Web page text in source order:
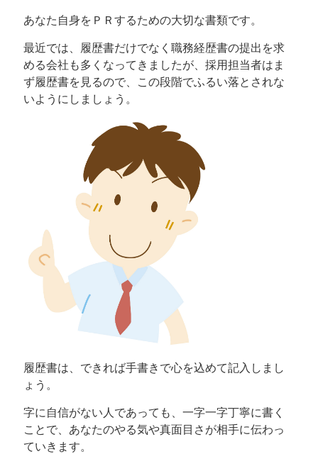
あなた自身をＰＲするための大切な書類です。
最近では、履歴書だけでなく職務経歴書の提出を求
める会社も多くなってきましたが、採用担当者はま
ず履歴書を見るので、この段階でふるい落とされな
いようにしましょう。
履歴書は、できれば手書きで心を込めて記入しまし
ょう。
字に自信がない人であっても、一字一字丁寧に書く
ことで、あなたのやる気や真面目さが相手に伝わっ
ていきます。